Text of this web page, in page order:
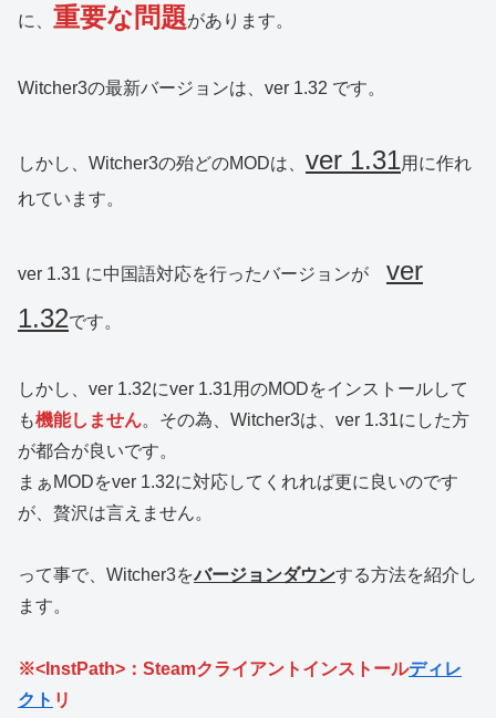
に、 重要な問題があります。
Witcher3の最新バージョンは、ver 1.32 です。
しかし、Witcher3の殆どのMODは、 ver 1.31用に作れ
れています。
ver 1.31 に中国語対応を行ったバージョンが ver
1.32です。
しかし、ver 1.32にver 1.31用のMODをインストールして
も機能しません。その為、Witcher3は、ver 1.31にした方
が都合が良いです。
まぁMODをver 1.32に対応してくれれば更に良いのです
が、贅沢は言えません。
って事で、Witcher3をバージョンダウンする方法を紹介し
ます。
※<InstPath>：Steamクライアントインストールディレ
クト リ